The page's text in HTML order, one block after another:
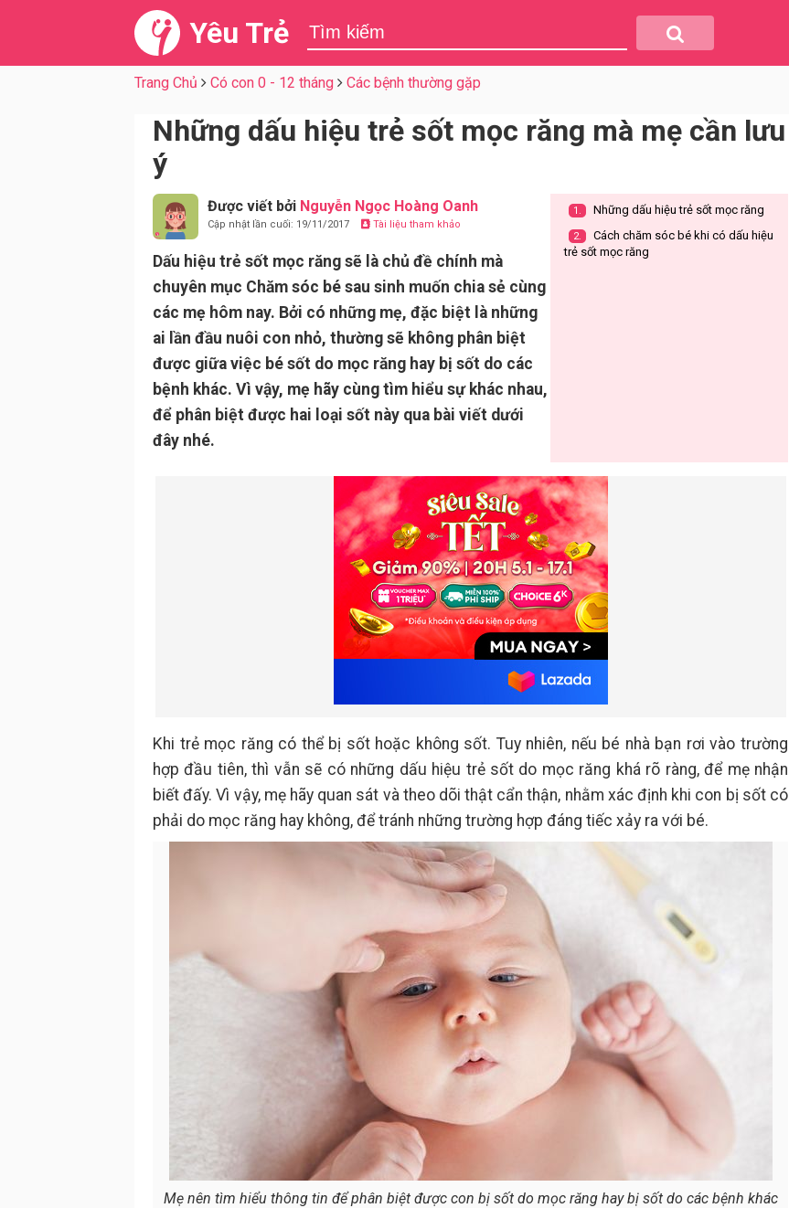
Yêu Trẻ
Trang Chủ Có con 0 - 12 tháng Các bệnh thường gặp
Những dấu hiệu trẻ sốt mọc răng mà mẹ cần lưu
ý
Được viết bởi Nguyễn Ngọc Hoàng Oanh
Cập nhật lần cuối: 19/11/2017 Tài liệu tham khảo
Dấu hiệu trẻ sốt mọc răng sẽ là chủ đề chính mà
chuyên mục Chăm sóc bé sau sinh muốn chia sẻ cùng
các mẹ hôm nay. Bởi có những mẹ, đặc biệt là những
ai lần đầu nuôi con nhỏ, thường sẽ không phân biệt
được giữa việc bé sốt do mọc răng hay bị sốt do các
bệnh khác. Vì vậy, mẹ hãy cùng tìm hiểu sự khác nhau,
để phân biệt được hai loại sốt này qua bài viết dưới
đây nhé.
1. Những dấu hiệu trẻ sốt mọc răng
2.
Cách chăm sóc bé khi có dấu hiệu
trẻ sốt mọc răng
Khi trẻ mọc răng có thể bị sốt hoặc không sốt. Tuy nhiên, nếu bé nhà bạn rơi vào trường
hợp đầu tiên, thì vẫn sẽ có những dấu hiệu trẻ sốt do mọc răng khá rõ ràng, để mẹ nhận
biết đấy. Vì vậy, mẹ hãy quan sát và theo dõi thật cẩn thận, nhằm xác định khi con bị sốt có
phải do mọc răng hay không, để tránh những trường hợp đáng tiếc xảy ra với bé.
Mẹ nên tìm hiểu thông tin để phân biệt được con bị sốt do mọc răng hay bị sốt do các bệnh khác